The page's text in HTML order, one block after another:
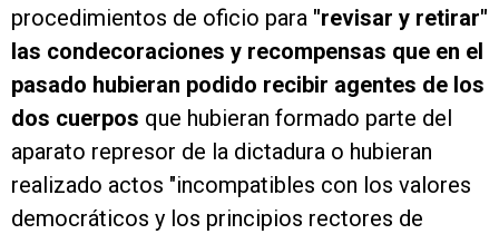
procedimientos de oficio para "revisar y retirar"
las condecoraciones y recompensas que en el
pasado hubieran podido recibir agentes de los
dos cuerpos que hubieran formado parte del
aparato represor de la dictadura o hubieran
realizado actos "incompatibles con los valores
democráticos y los principios rectores de